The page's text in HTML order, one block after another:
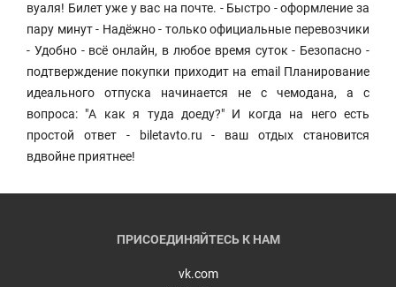
вуаля! Билет уже у вас на почте. - Быстро - оформление за
пару минут - Надёжно - только официальные перевозчики
- Удобно - всё онлайн, в любое время суток - Безопасно -
подтверждение покупки приходит на email Планирование
идеального отпуска начинается не с чемодана, а с
вопроса: "А как я туда доеду?" И когда на него есть
простой ответ - biletavto.ru - ваш отдых становится
вдвойне приятнее!
ПРИСОЕДИНЯЙТЕСЬ К НАМ
vk.com